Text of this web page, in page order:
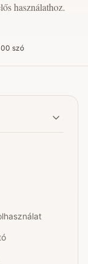
használathoz.
szó